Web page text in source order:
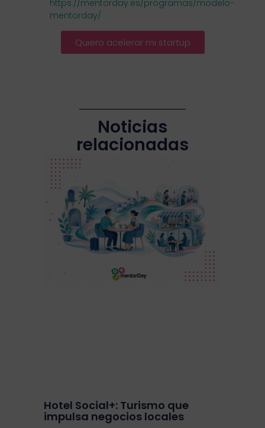
https://mentorday.es/programas/modelo-
mentorday/
Quiero acelerar mi startup
Noticias
relacionadas
Hotel Social+: Turismo que
impulsa negocios locales